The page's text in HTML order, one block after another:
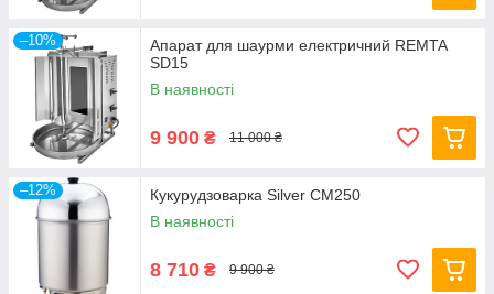
–10%
Апарат для шаурми електричний REMTA
SD15
В наявності
9 900 ₴ 11 000 ₴
–12%
Кукурудзоварка Silver CM250
В наявності
8 710 ₴ 9 900 ₴